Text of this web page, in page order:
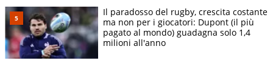
Il paradosso del rugby, crescita costante
ma non per i giocatori: Dupont (il più
pagato al mondo) guadagna solo 1,4
milioni all'anno